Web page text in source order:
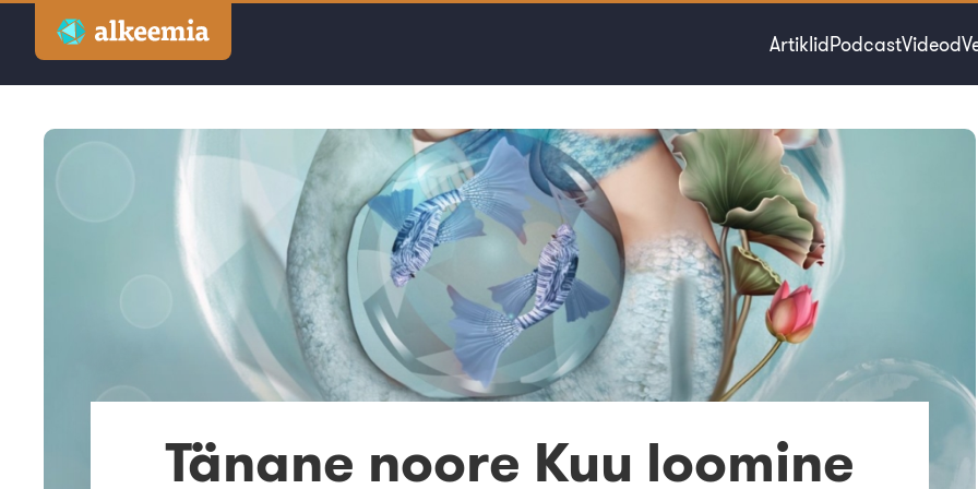
Artiklid
ArtiklidPodcastVideod
Tänane noore Kuu loomine